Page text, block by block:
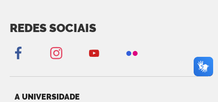
REDES SOCIAIS
A UNIVERSIDADE